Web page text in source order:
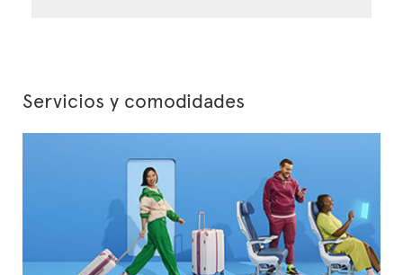
Servicios y comodidades